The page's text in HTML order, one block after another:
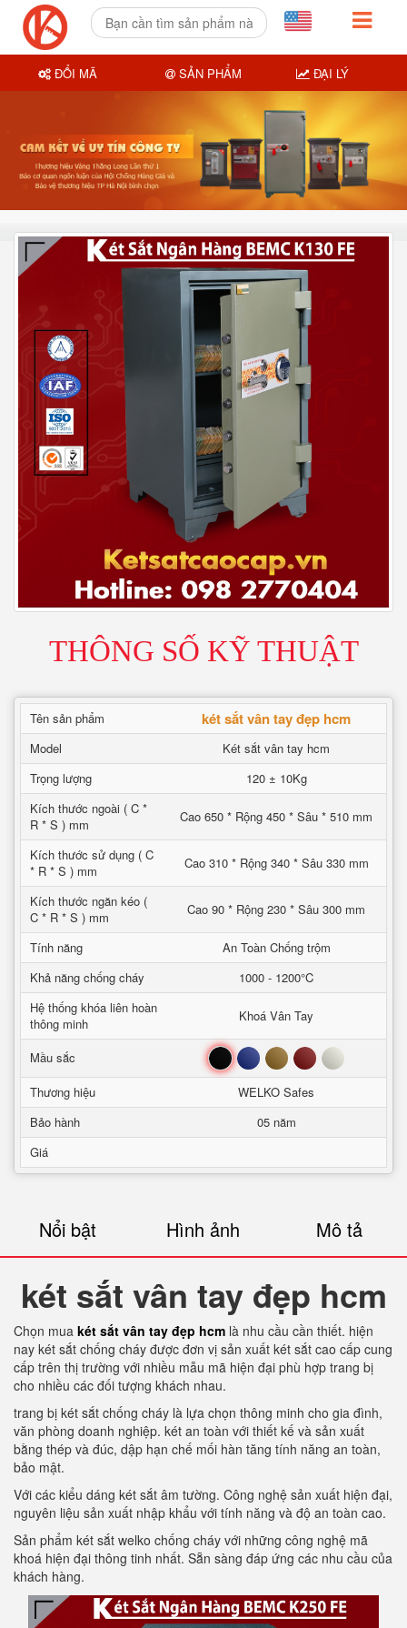
THÔNG SỐ KỸ THUẬT
Tên sản phẩm két sắt vân tay đẹp hcm
Model
Két sắt vân tay hcm
Trọng lượng
120 ± 10Kg
Kích thước ngoài ( C *
R * S ) mm
Cao 650 * Rộng 450 * Sâu * 510 mm
Kích thước sử dụng ( C
* R * S ) mm
Cao 310 * Rộng 340 * Sâu 330 mm
Kích thước ngăn kéo (
C * R * S ) mm
Cao 90 * Rộng 230 * Sâu 300 mm
Tính năng
An Toàn Chống trộm
Khả năng chống cháy
1000 - 1200°C
Hệ thống khóa liên hoàn
thông minh
Khoá Vân Tay
Mầu sắc Đen Xanh Nâu Đỏ Trắng
Thương hiệu
WELKO Safes
Bảo hành
05 năm
Giá
Nổi bật Hình ảnh Mô tả
két sắt vân tay đẹp hcm
Chọn mua két sắt vân tay đẹp hcm là nhu cầu cần thiết. hiện
nay két sắt chống cháy được đơn vị sản xuất két sắt cao cấp cung
cấp trên thị trường với nhiều mẫu mã hiện đại phù hợp trang bị
cho nhiều các đối tượng khách nhau.
trang bị két sắt chống cháy là lựa chọn thông minh cho gia đình,
văn phòng doanh nghiệp. két an toàn với thiết kế và sản xuất
bằng thép và đúc, dập hạn chế mối hàn tăng tính năng an toàn,
bảo mật.
Với các kiểu dáng két sắt âm tường. Công nghệ sản xuất hiện đại,
nguyên liệu sản xuất nhập khẩu với tính năng và độ an toàn cao.
Sản phẩm két sắt welko chống cháy với những công nghệ mã
khoá hiện đại thông tinh nhất. Sẵn sàng đáp ứng các nhu cầu của
khách hàng.
ĐỔI MÃ SẢN PHẨM ĐẠI LÝ